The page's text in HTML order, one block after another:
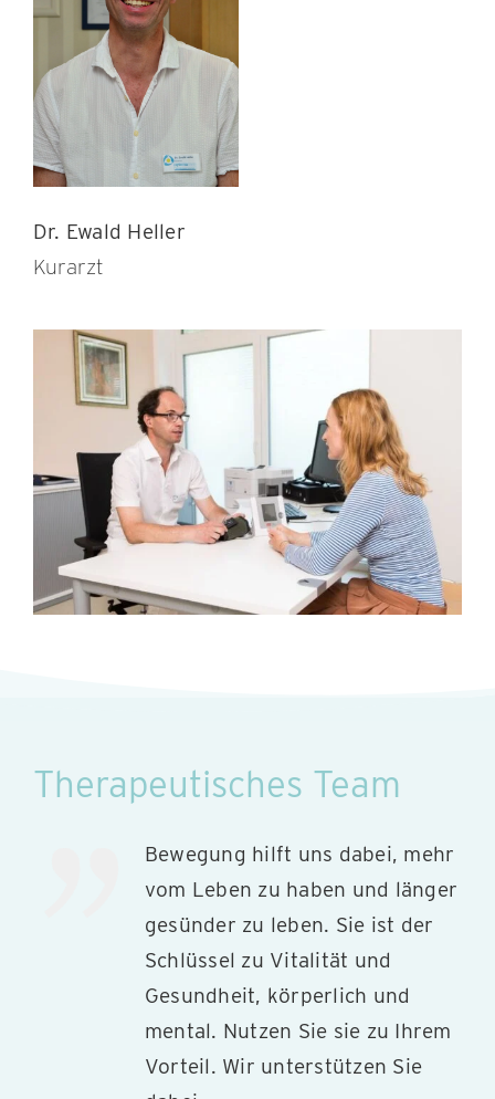
Dr. Ewald Heller
Kurarzt
Therapeutisches Team
Bewegung hilft uns dabei, mehr
vom Leben zu haben und länger
gesünder zu leben. Sie ist der
Schlüssel zu Vitalität und
Gesundheit, körperlich und
mental. Nutzen Sie sie zu Ihrem
Vorteil. Wir unterstützen Sie